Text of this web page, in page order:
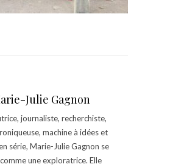
Julie Gagnon
journaliste, recherchiste,
machine à idées et
série, Marie-Julie Gagnon se
une exploratrice. Elle